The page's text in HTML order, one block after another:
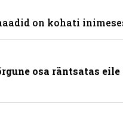
on kohati
osa räntsatas eile